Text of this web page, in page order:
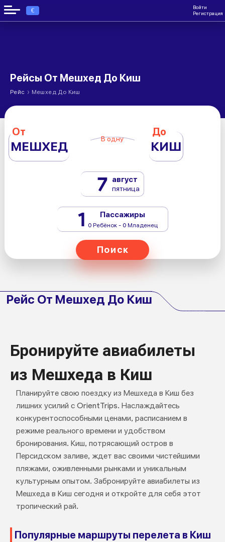
€
Войти
Регистрация
Рейсы От Мешхед До Киш
Рейс › Мешхед До Киш
От
МЕШХЕД В одну
До
КИШ
7 август
пятница
1 Пассажиры
0 Ребёнок - 0 Младенец
Поиск
Рейс От Мешхед До Киш
Бронируйте авиабилеты
из Мешхеда в Киш
Планируйте свою поездку из Мешхеда в Киш без
лишних усилий с OrientTrips. Наслаждайтесь
конкурентоспособными ценами, расписанием в
режиме реального времени и удобством
бронирования. Киш, потрясающий остров в
Персидском заливе, ждет вас своими чистейшими
пляжами, оживленными рынками и уникальным
культурным опытом. Забронируйте авиабилеты из
Мешхеда в Киш сегодня и откройте для себя этот
тропический рай.
Популярные маршруты перелета в Киш